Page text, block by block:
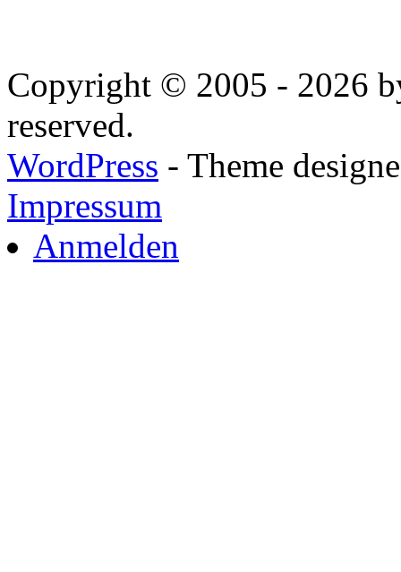
Copyright © 2005 - 2026
reserved.
WordPress - Theme
Impressum
Anmelden